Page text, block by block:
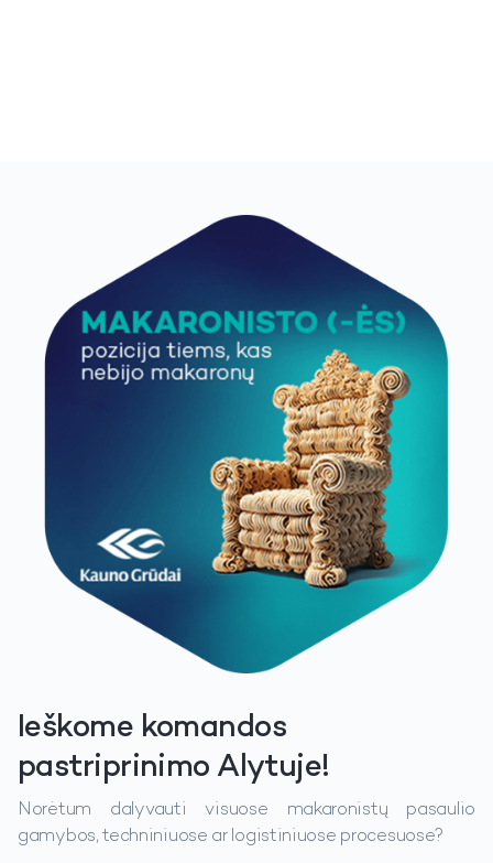
Ieškome komandos
pastriprinimo Alytuje!
Norėtum dalyvauti visuose makaronistų pasaulio
gamybos, techniniuose ar logistiniuose procesuose?